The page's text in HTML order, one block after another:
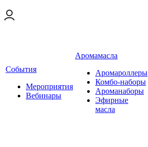
События
Мероприятия
Вебинары
Аромамасла
Аромароллеры
Комбо-наборы
Ароманаборы
Эфирные
масла